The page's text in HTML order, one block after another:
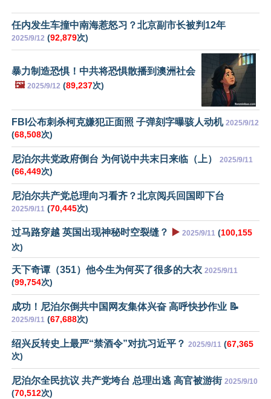
任内发生车撞中南海惹怒习？北京副市长被判12年
2025/9/12 (92,879次)
暴力制造恐惧！中共将恐惧散播到澳洲社会
🖼️ 2025/9/12 (89,237次)
FBI公布刺杀柯克嫌犯正面照 子弹刻字曝骇人动机 2025/9/12
(68,508次)
尼泊尔共党政府倒台 为何说中共末日来临（上） 2025/9/11
(66,449次)
尼泊尔共产党总理向习看齐？北京阅兵回国即下台
2025/9/11 (70,445次)
过马路穿越 英国出现神秘时空裂缝？ ▶️ 2025/9/11 (100,155
次)
天下奇谭（351）他今生为何买了很多的大衣 2025/9/11
(99,754次)
成功！尼泊尔倒共中国网友集体兴奋 高呼快抄作业 📝
2025/9/11 (67,688次)
绍兴反转史上最严“禁酒令”对抗习近平？ 2025/9/11 (67,365
次)
尼泊尔全民抗议 共产党垮台 总理出逃 高官被游街 2025/9/10
(70,512次)